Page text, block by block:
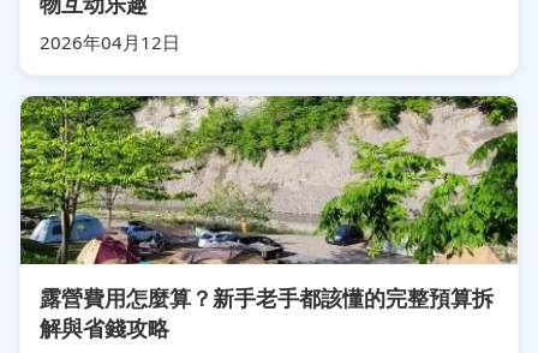
2026年04月12日
露營費用怎麼算？新手老手都該懂的完整預算拆
解與省錢攻略